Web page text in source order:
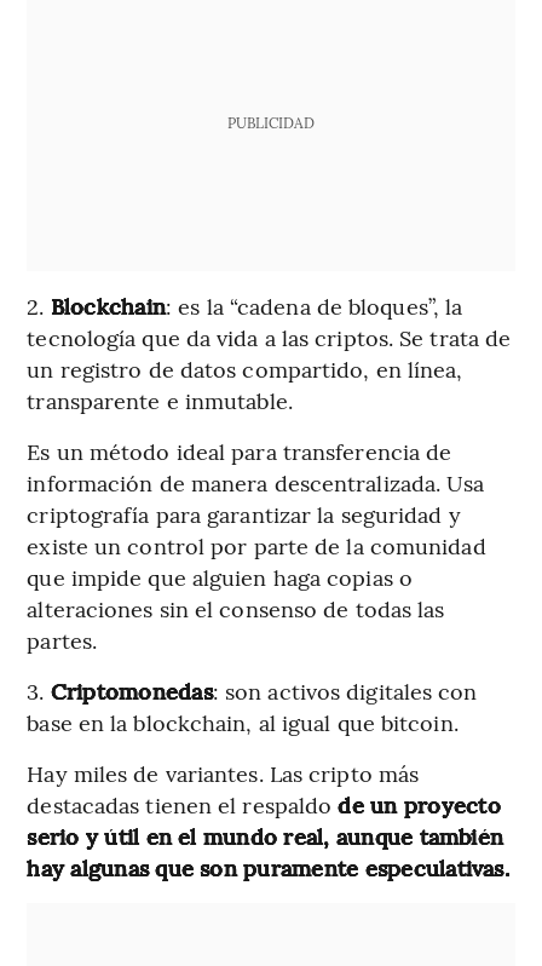
PUBLICIDAD
2. Blockchain: es la “cadena de bloques”, la
tecnología que da vida a las criptos. Se trata de
un registro de datos compartido, en línea,
transparente e inmutable.
Es un método ideal para transferencia de
información de manera descentralizada. Usa
criptografía para garantizar la seguridad y
existe un control por parte de la comunidad
que impide que alguien haga copias o
alteraciones sin el consenso de todas las
partes.
3. Criptomonedas: son activos digitales con
base en la blockchain, al igual que bitcoin.
Hay miles de variantes. Las cripto más
destacadas tienen el respaldode un proyecto
serio y útil en el mundo real, aunque también
hay algunas que son puramente especulativas.